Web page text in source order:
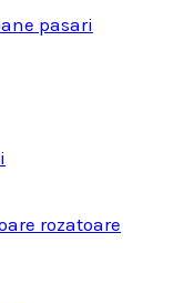
pasari
rozatoare